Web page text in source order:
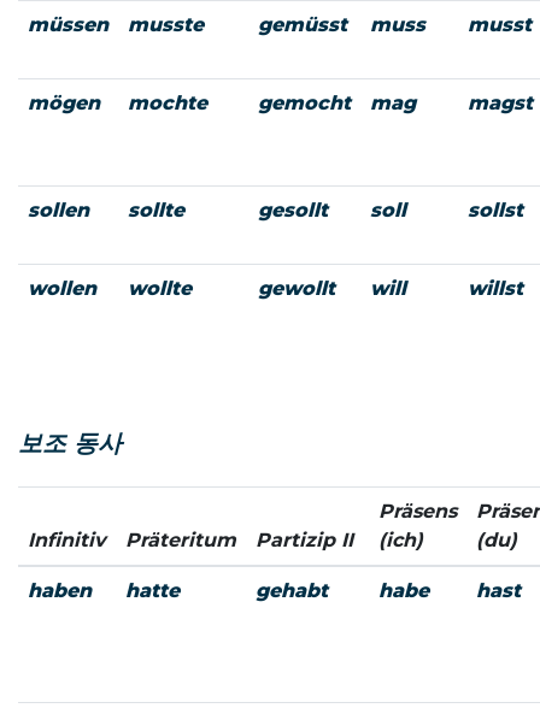
müssen musste gemüsst muss musst
mögen mochte gemocht mag magst
sollen sollte gesollt soll sollst
wollen wollte gewollt will willst
보조 동사
Infinitiv Präteritum Partizip II
Präsens
(ich)
(du)
haben hatte gehabt habe hast